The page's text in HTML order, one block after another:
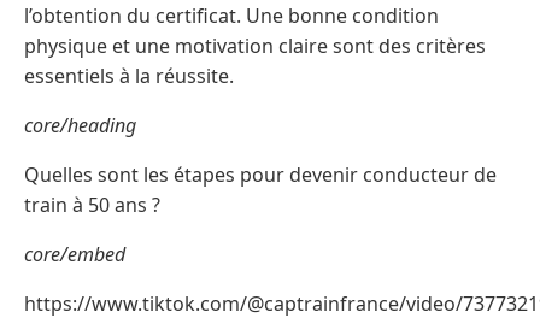
l’obtention du certificat. Une bonne condition
physique et une motivation claire sont des critères
essentiels à la réussite.
core/heading
Quelles sont les étapes pour devenir conducteur de
train à 50 ans ?
core/embed
https://www.tiktok.com/@captrainfrance/video/